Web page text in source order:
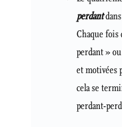
perdant
Chaque fois
perdant »
et motivées
cela se
perdant-